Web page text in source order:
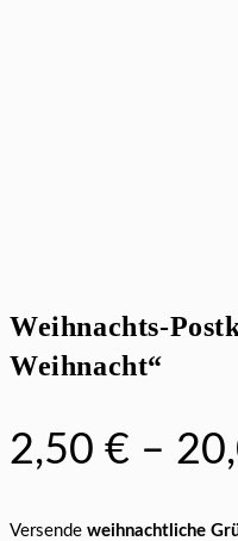
Weihnachts-
Weihnacht“
2,50 € –
Versende weihnachtliche